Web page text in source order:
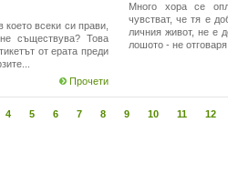
всеки си прави,
съществува? Това
от ерата преди
Прочети
Много хора се
чувстват, че тя е
личния живот, не е
лошото - не
4 5 6 7 8 9 10 11 12